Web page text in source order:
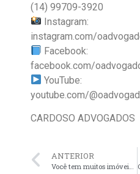
(14) 99709-3920
Instagram:
instagram.com/
Facebook:
facebook.com/
YouTube:
youtube.com/
CARDOSO ADVOGADOS
ANTERIOR